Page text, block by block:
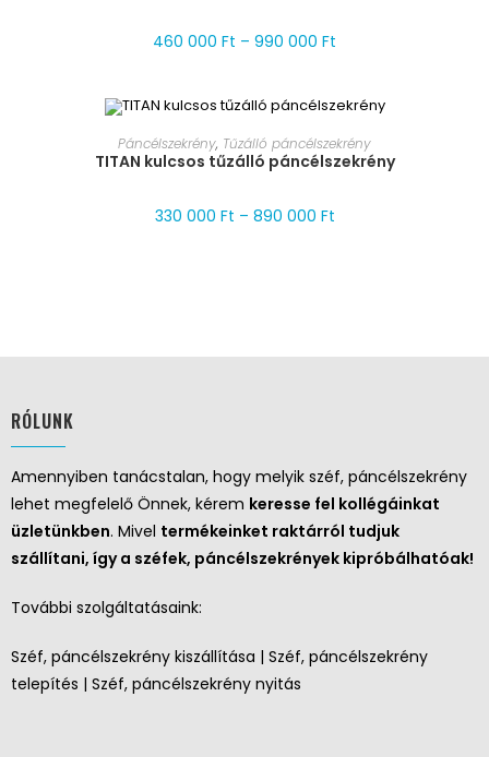
460 000 Ft – 990 000 Ft
MÉRET VÁLASZTÁSA
Páncélszekrény, Tűzálló páncélszekrény
TITAN kulcsos tűzálló páncélszekrény
330 000 Ft – 890 000 Ft
RÓLUNK
Amennyiben tanácstalan, hogy melyik széf, páncélszekrény
lehet megfelelő Önnek, kérem keresse fel kollégáinkat
üzletünkben. Mivel termékeinket raktárról tudjuk
szállítani, így a széfek, páncélszekrények kipróbálhatóak!
További szolgáltatásaink:
Széf, páncélszekrény kiszállítása | Széf, páncélszekrény
telepítés | Széf, páncélszekrény nyitás